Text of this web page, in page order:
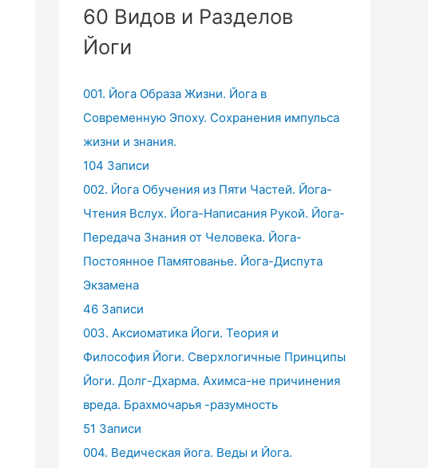
60 Видов и Разделов
Йоги
001. Йога Образа Жизни. Йога в
Современную Эпоху. Сохранения импульса
жизни и знания.
104 Записи
002. Йога Обучения из Пяти Частей. Йога-
Чтения Вслух. Йога-Написания Рукой. Йога-
Передача Знания от Человека. Йога-
Постоянное Памятованье. Йога-Диспута
Экзамена
46 Записи
003. Аксиоматика Йоги. Теория и
Философия Йоги. Сверхлогичные Принципы
Йоги. Долг-Дхарма. Ахимса-не причинения
вреда. Брахмочарья -разумность
51 Записи
004. Ведическая йога. Веды и Йога.